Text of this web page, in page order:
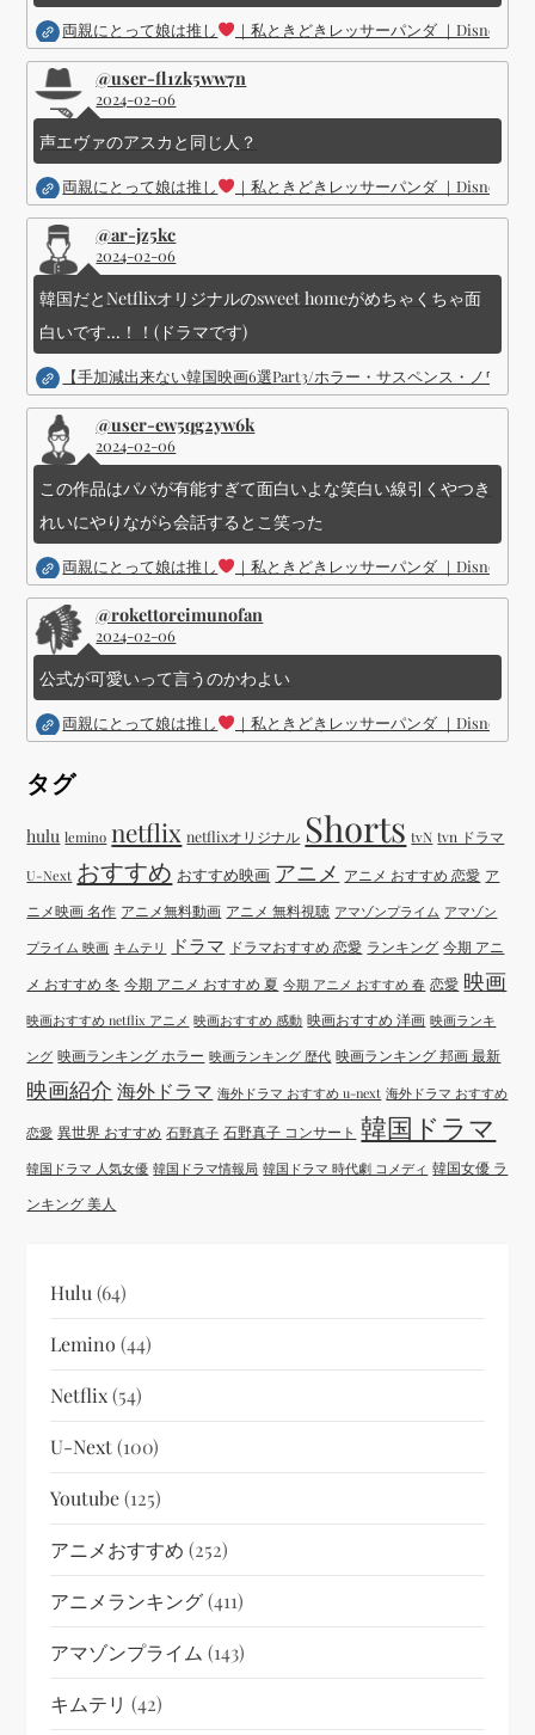
両親にとって娘は推し ｜私ときどきレッサーパンダ ｜Disney (
@user-fl1zk5ww7n
2024-02-06
声エヴァのアスカと同じ人？
両親にとって娘は推し ｜私ときどきレッサーパンダ ｜Disney (
@ar-jz5kc
2024-02-06
韓国だとNetflixオリジナルのsweet homeがめちゃくちゃ面
白いです...！！(ドラマです)
【手加減出来ない韓国映画6選Part3/ホラー・サスペンス・ノワー
@user-ew5qg2yw6k
2024-02-06
この作品はパパが有能すぎて面白いよな笑白い線引くやつき
れいにやりながら会話するとこ笑った
両親にとって娘は推し ｜私ときどきレッサーパンダ ｜Disney (
@rokettoreimunofan
2024-02-06
公式が可愛いって言うのかわよい
両親にとって娘は推し ｜私ときどきレッサーパンダ ｜Disney (
タグ
hulu lemino netflix netflixオリジナル Shorts tvN tvn ドラマ
U-Next おすすめ おすすめ映画 アニメ アニメ おすすめ 恋愛 ア
ニメ映画 名作 アニメ無料動画 アニメ 無料視聴 アマゾンプライム アマゾン
プライム 映画 キムテリ ドラマ ドラマおすすめ 恋愛 ランキング 今期 アニ
メ おすすめ 冬 今期 アニメ おすすめ 夏 今期 アニメ おすすめ 春 恋愛 映画
映画おすすめ netflix アニメ 映画おすすめ 感動 映画おすすめ 洋画 映画ランキ
ング 映画ランキング ホラー 映画ランキング 歴代 映画ランキング 邦画 最新
映画紹介 海外ドラマ 海外ドラマ おすすめ u-next 海外ドラマ おすすめ
恋愛 異世界 おすすめ 石野真子 石野真子 コンサート 韓国ドラマ
韓国ドラマ 人気女優 韓国ドラマ情報局 韓国ドラマ 時代劇 コメディ 韓国女優 ラ
ンキング 美人
Hulu (64)
Lemino (44)
Netflix(54)
U-Next(100)
Youtube(125)
アニメおすすめ (252)
アニメランキング(411)
アマゾンプライム (143)
キムテリ (42)